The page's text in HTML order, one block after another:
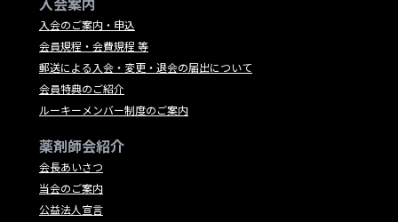
入会のご案内・申込
会員規程・会費規程 等
郵送による入会・変更・退会の届出について
会員特典のご紹介
ルーキーメンバー制度のご案内
薬剤師会紹介
会長あいさつ
当会のご案内
公益法人宣言